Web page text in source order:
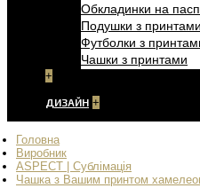
Обкладинки на
Подушки з принтами
Футболки з
Чашки з принтами
+
ДИЗАЙН +
Головна
Виробник
ASPECT | Сублімація
Чашка з Вашим принтом